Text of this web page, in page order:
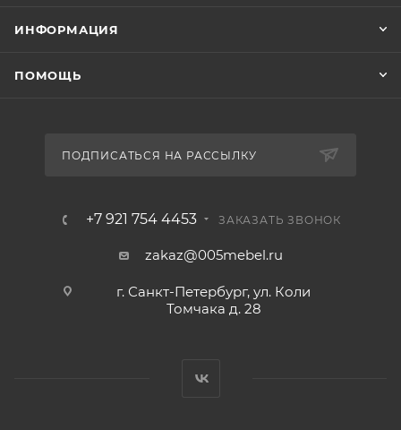
ИНФОРМАЦИЯ
ПОМОЩЬ
ПОДПИСАТЬСЯ НА РАССЫЛКУ
+7 921 754 4453 ЗАКАЗАТЬ ЗВОНОК
zakaz@005mebel.ru
г. Санкт-Петербург, ул. Коли
Томчака д. 28